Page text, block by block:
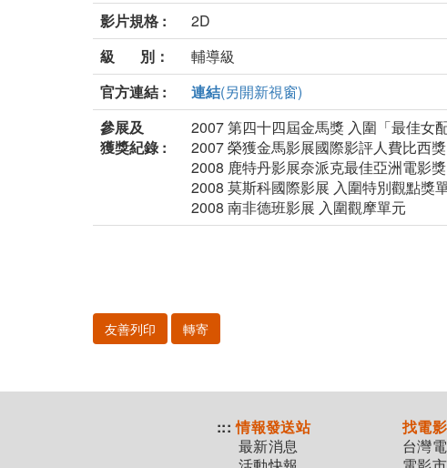
影片規格 :
2D
級 別：
輔導級
官方連結 :
連結(另開新視窗)
參展及
獲獎紀錄 :
2007 第四十四屆金馬獎 入圍「最佳女
2007 榮獲金馬影展國際影評人費比西獎
2008 鹿特丹影展奈派克最佳亞洲電影獎
2008 莫斯科國際影展 入圍特別觀點獎
2008 南非德班影展 入圍觀摩單元
友善列印 轉寄
::: 情報發送站
最新消息
找電影
台灣